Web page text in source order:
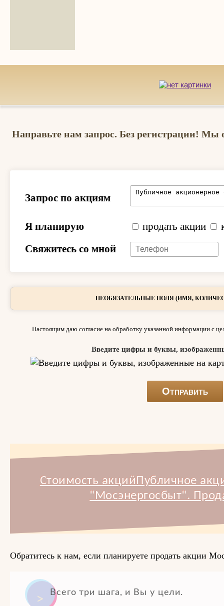
Направьте нам запрос. Без регистрации! Мы
Запрос по акциям
Я планирую продать акции
Свяжитесь со мной
НЕОБЯЗАТЕЛЬНЫЕ ПОЛЯ (ИМЯ,
Настоящим даю согласие на обработку указанной информации с
Введите цифры и буквы,
Стоимость акцийПубличное
"Мосэнергосбыт".
Обратитесь к нам, если планируете продать акции
Всего три шага, и Вы у цели.